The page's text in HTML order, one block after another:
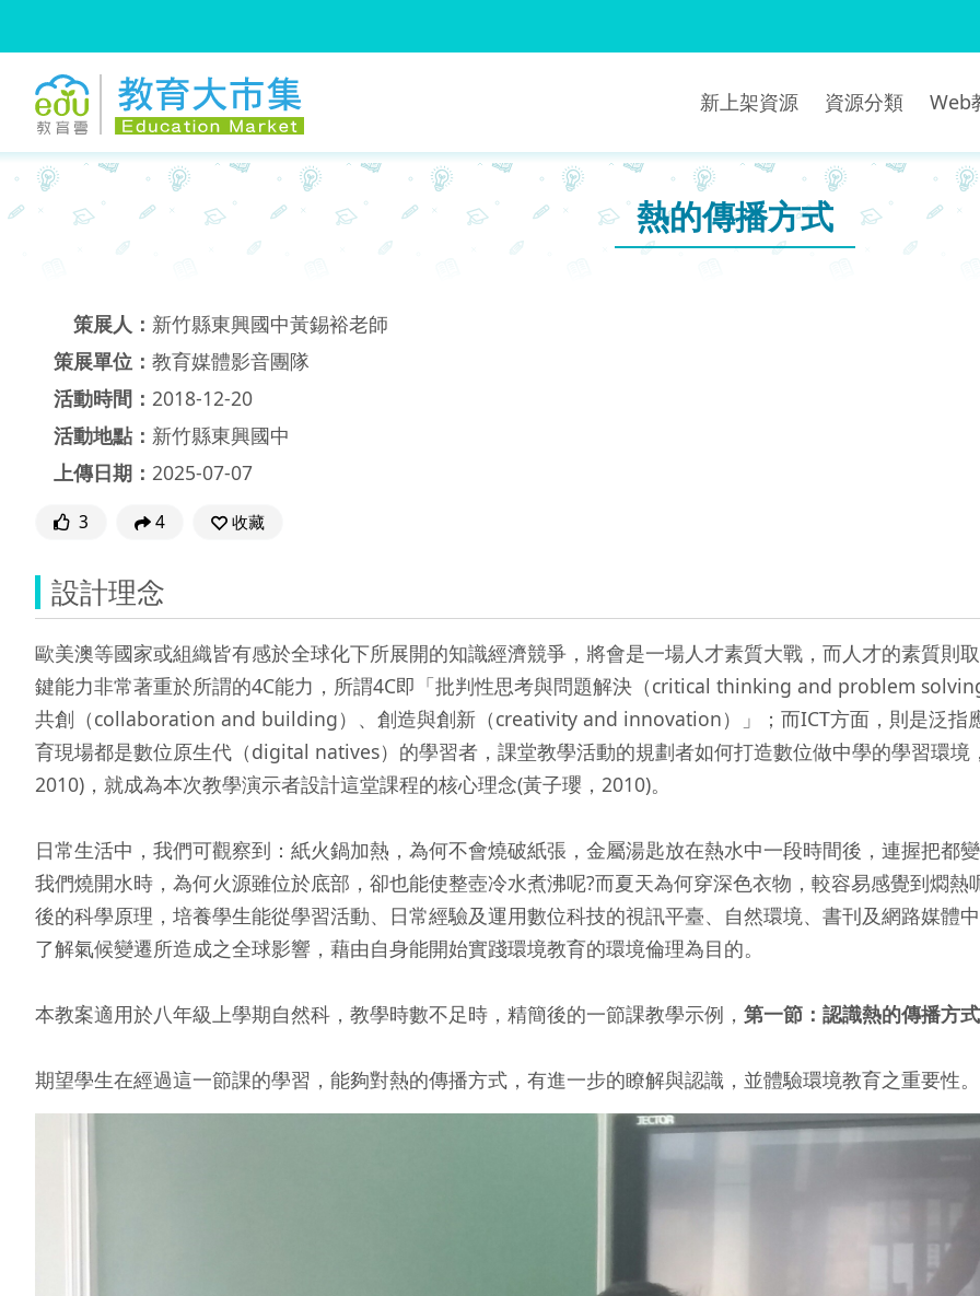
新上架資源 資源分類 Web
熱的傳播方式
策展人： 新竹縣東興國中黃錫裕老師
策展單位： 教育媒體影音團隊
活動時間： 2018-12-20
活動地點： 新竹縣東興國中
上傳日期： 2025-07-07
3 4 收藏
設計理念
歐美澳等國家或組織皆有感於全球化下所展開的知識經濟競爭，將會是一場人才素質大戰，而人才的素質則
鍵能力非常著重於所謂的4C能力，所謂4C即「批判性思考與問題解決（critical thinking and problem
共創（collaboration and building）、創造與創新（creativity and innovation）」；而ICT方面，則是泛指
育現場都是數位原生代（digital natives）的學習者，課堂教學活動的規劃者如何打造數位做中學的學習環境
2010)，就成為本次教學演示者設計這堂課程的核心理念(黃子瓔，2010)。
日常生活中，我們可觀察到：紙火鍋加熱，為何不會燒破紙張，金屬湯匙放在熱水中一段時間後，連握把都
我們燒開水時，為何火源雖位於底部，卻也能使整壺冷水煮沸呢?而夏天為何穿深色衣物，較容易感覺到燜
後的科學原理，培養學生能從學習活動、日常經驗及運用數位科技的視訊平臺、自然環境、書刊及網路媒體
了解氣候變遷所造成之全球影響，藉由自身能開始實踐環境教育的環境倫理為目的。
本教案適用於八年級上學期自然科，教學時數不足時，精簡後的一節課教學示例， 第一節：認識熱的傳播方
期望學生在經過這一節課的學習，能夠對熱的傳播方式，有進一步的瞭解與認識，並體驗環境教育之重要性。